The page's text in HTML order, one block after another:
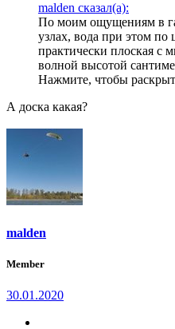
malden сказал(а):
По моим ощущениям в
узлах, вода при этом по
практически плоская с
волной высотой
Нажмите, чтобы
А доска какая?
malden
Member
30.01.2020